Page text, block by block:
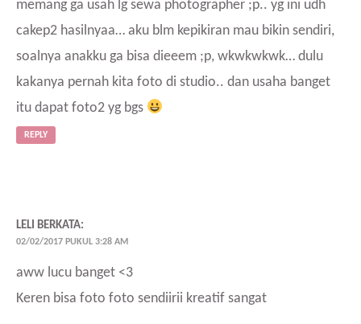
memang ga usah lg sewa photographer ;p.. yg ini udh
cakep2 hasilnyaa… aku blm kepikiran mau bikin sendiri,
soalnya anakku ga bisa dieeem ;p, wkwkwkwk… dulu
kakanya pernah kita foto di studio.. dan usaha banget
itu dapat foto2 yg bgs
REPLY
LELI BERKATA:
02/02/2017 PUKUL 3:28 AM
aww lucu banget <3
Keren bisa foto foto sendiirii kreatif sangat